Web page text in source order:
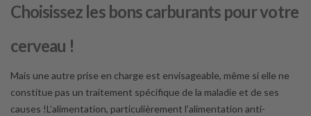
Choisissez les bons carburants pour votre
cerveau !
Mais une autre prise en charge est envisageable, même si elle ne
constitue pas un traitement spécifique de la maladie et de ses
causes !L’alimentation, particulièrement l’alimentation anti-